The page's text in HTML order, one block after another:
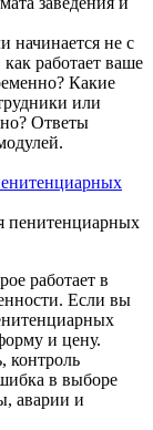
начинается не с
работает ваше
Какие
или
Ответы
работает в
Если вы
и цену.
контроль
в выборе
аварии и